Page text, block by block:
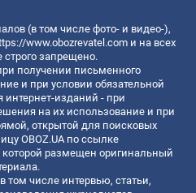
(в том числе фото- и видео-),
www.obozrevatel.com и на всех
запрещено.
получении письменного
и при условии обязательной
интернет-изданий - при
на их использование и при
открытой для поисковых
OBOZ.UA по ссылке
которой размещен оригинальный
том числе интервью, статьи,